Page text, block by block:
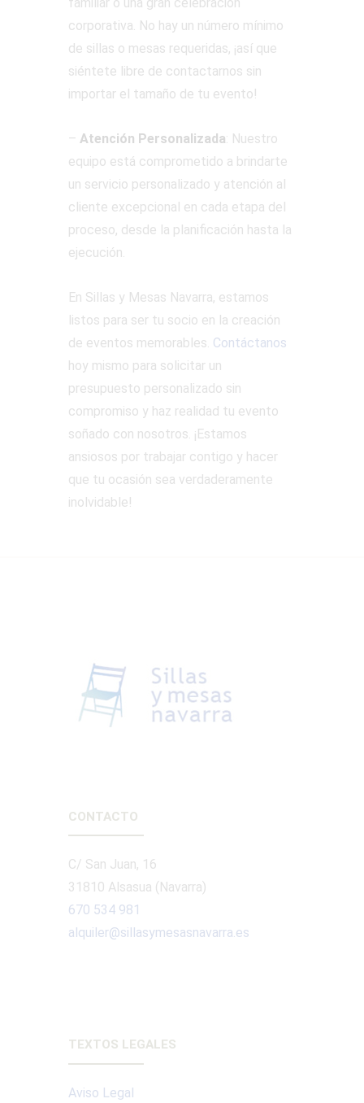
corporativa. No hay un número mínimo
de sillas o mesas requeridas, ¡así que
siéntete libre de contactarnos sin
importar el tamaño de tu evento!
– Atención Personalizada: Nuestro
equipo está comprometido a brindarte
un servicio personalizado y atención al
cliente excepcional en cada etapa del
proceso, desde la planificación hasta la
ejecución.
En Sillas y Mesas Navarra, estamos
listos para ser tu socio en la creación
de eventos memorables. Contáctanos
hoy mismo para solicitar un
presupuesto personalizado sin
compromiso y haz realidad tu evento
soñado con nosotros. ¡Estamos
ansiosos por trabajar contigo y hacer
que tu ocasión sea verdaderamente
inolvidable!
CONTACTO
C/ San Juan, 16
31810 Alsasua (Navarra)
670 534 981
alquiler@sillasymesasnavarra.es
TEXTOS LEGALES
Aviso Legal